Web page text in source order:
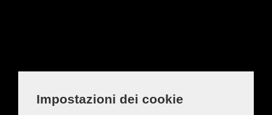
Impostazioni dei cookie